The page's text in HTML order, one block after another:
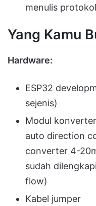
menulis
Yang Kamu
Hardware:
ESP32
sejenis)
Modul
auto direction
converter 4-
sudah
flow)
Kabel jumper